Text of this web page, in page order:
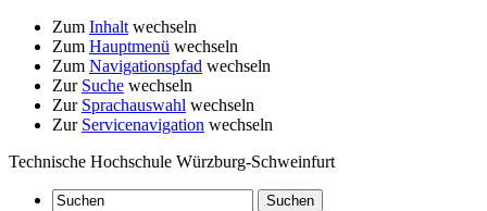
Zum Inhalt wechseln
Zum Hauptmenü wechseln
Zum Navigationspfad wechseln
Zur Suche wechseln
Zur Sprachauswahl wechseln
Zur Servicenavigation wechseln
Technische Hochschule Würzburg-Schweinfurt